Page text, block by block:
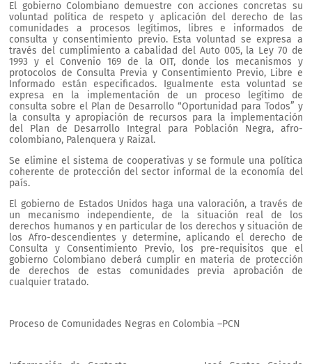
El gobierno Colombiano demuestre con acciones concretas su
voluntad política de respeto y aplicación del derecho de las
comunidades a procesos legítimos, libres e informados de
consulta y consentimiento previo. Esta voluntad se expresa a
través del cumplimiento a cabalidad del Auto 005, la Ley 70 de
1993 y el Convenio 169 de la OIT, donde los mecanismos y
protocolos de Consulta Previa y Consentimiento Previo, Libre e
Informado están especificados. Igualmente esta voluntad se
expresa en la implementación de un proceso legítimo de
consulta sobre el Plan de Desarrollo “Oportunidad para Todos” y
la consulta y apropiación de recursos para la implementación
del Plan de Desarrollo Integral para Población Negra, afro-
colombiano, Palenquera y Raizal.
Se elimine el sistema de cooperativas y se formule una política
coherente de protección del sector informal de la economía del
país.
El gobierno de Estados Unidos haga una valoración, a través de
un mecanismo independiente, de la situación real de los
derechos humanos y en particular de los derechos y situación de
los Afro-descendientes y determine, aplicando el derecho de
Consulta y Consentimiento Previo, los pre-requisitos que el
gobierno Colombiano deberá cumplir en materia de protección
de derechos de estas comunidades previa aprobación de
cualquier tratado.
Proceso de Comunidades Negras en Colombia –PCN